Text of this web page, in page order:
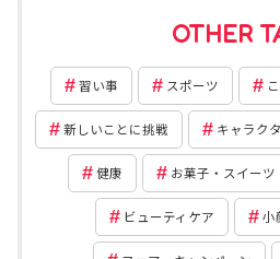
OTHER
習い事 スポーツ
新しいことに挑戦 キャラク
健康 お菓子・スイーツ
ビューティケア 小